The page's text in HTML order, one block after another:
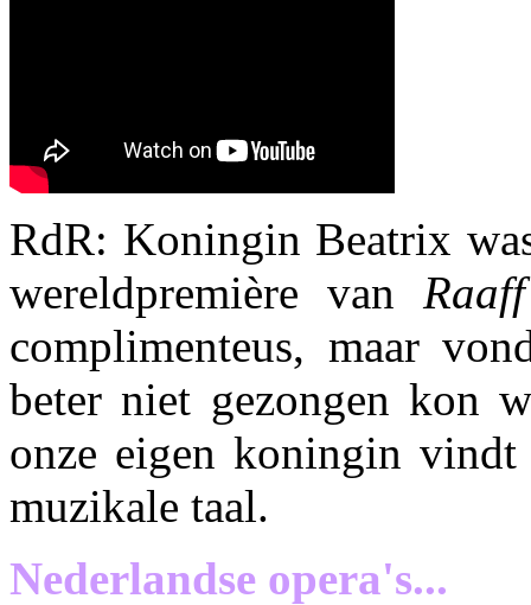
RdR: Koningin Beatrix
wereldpremière van Raaff
complimenteus, maar
beter niet gezongen kon
onze eigen koningin vindt
muzikale taal.
Nederlandse opera's...